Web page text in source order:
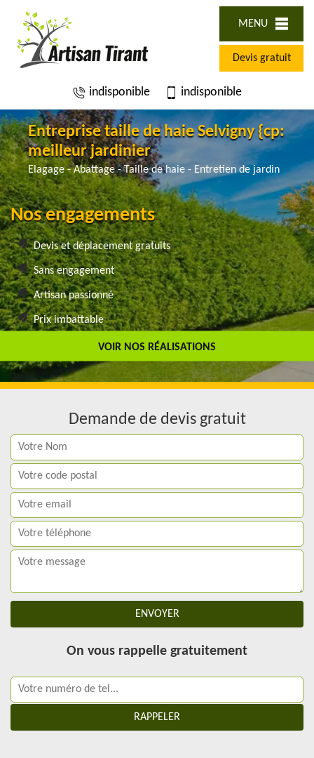
MENU
Devis gratuit
indisponible indisponible
Entreprise taille de haie Selvigny {cp:
meilleur jardinier
Elagage - Abattage - Taille de haie - Entretien de jardin
VOIR NOS RÉALISATIONS
Nos engagements
Devis et déplacement gratuits
Sans engagement
Artisan passionné
Prix imbattable
Travail de qualité
Demande de devis gratuit
On vous rappelle gratuitement